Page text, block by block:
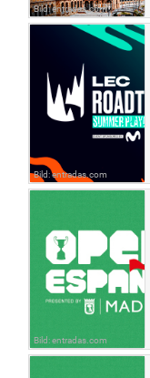
Bild: entradas.com
Bild: entradas.com
Bild: entradas.com